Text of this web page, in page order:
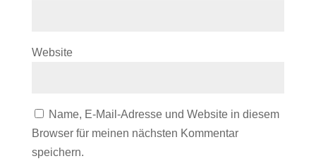
Website
Name, E-Mail-Adresse und Website in diesem
Browser für meinen nächsten Kommentar
speichern.